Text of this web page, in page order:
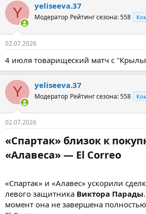
к
и
Y yeliseeva.37
Модератор Рейтинг сезона: 558
02.07.2026
4 июля товарищеский матч с
Y yeliseeva.37
Модератор Рейтинг сезона: 558
02.07.2026
«Спартак» близок к
«Алавеса» — El Correo​
«Спартак» и «Алавес» ускорили
левого защитника Виктора Парады
момент она не завершена